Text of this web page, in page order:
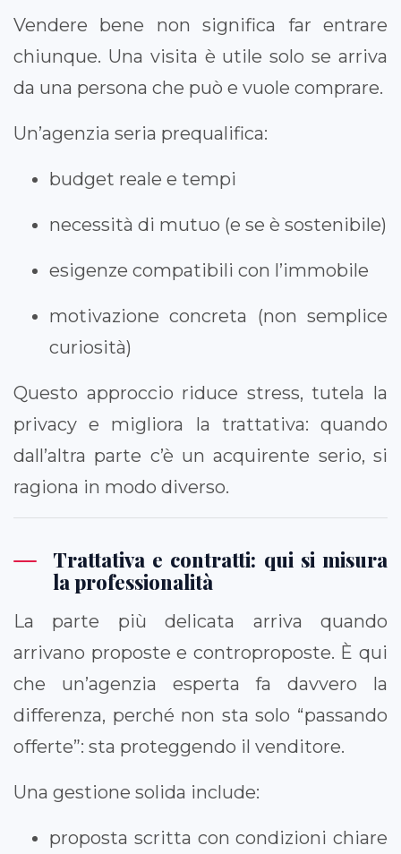
Vendere bene non significa far entrare
chiunque. Una visita è utile solo se arriva
da una persona che può e vuole comprare.
Un’agenzia seria prequalifica:
budget reale e tempi
necessità di mutuo (e se è sostenibile)
esigenze compatibili con l’immobile
motivazione concreta (non semplice
curiosità)
Questo approccio riduce stress, tutela la
privacy e migliora la trattativa: quando
dall’altra parte c’è un acquirente serio, si
ragiona in modo diverso.
Trattativa e contratti: qui si misura
la professionalità
La parte più delicata arriva quando
arrivano proposte e controproposte. È qui
che un’agenzia esperta fa davvero la
differenza, perché non sta solo “passando
offerte”: sta proteggendo il venditore.
Una gestione solida include:
proposta scritta con condizioni chiare